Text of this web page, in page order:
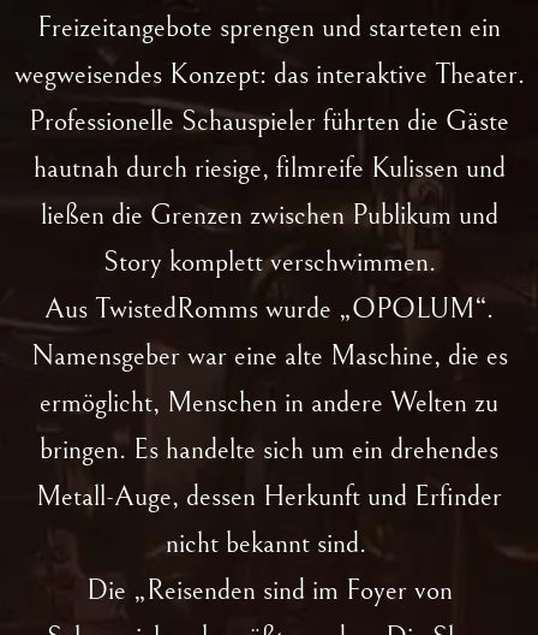
Freizeitangebote sprengen und starteten ein
wegweisendes Konzept: das interaktive Theater.
Professionelle Schauspieler führten die Gäste
hautnah durch riesige, filmreife Kulissen und
ließen die Grenzen zwischen Publikum und
Story komplett verschwimmen.
Aus TwistedRomms wurde „OPOLUM“.
Namensgeber war eine alte Maschine, die es
ermöglicht, Menschen in andere Welten zu
bringen. Es handelte sich um ein drehendes
Metall-Auge, dessen Herkunft und Erfinder
nicht bekannt sind.
Die „Reisenden sind im Foyer von